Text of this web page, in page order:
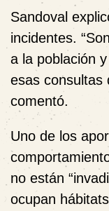
Sandoval
incidentes.
a la población
esas consultas
comentó.
Uno de los
no están
ocupan